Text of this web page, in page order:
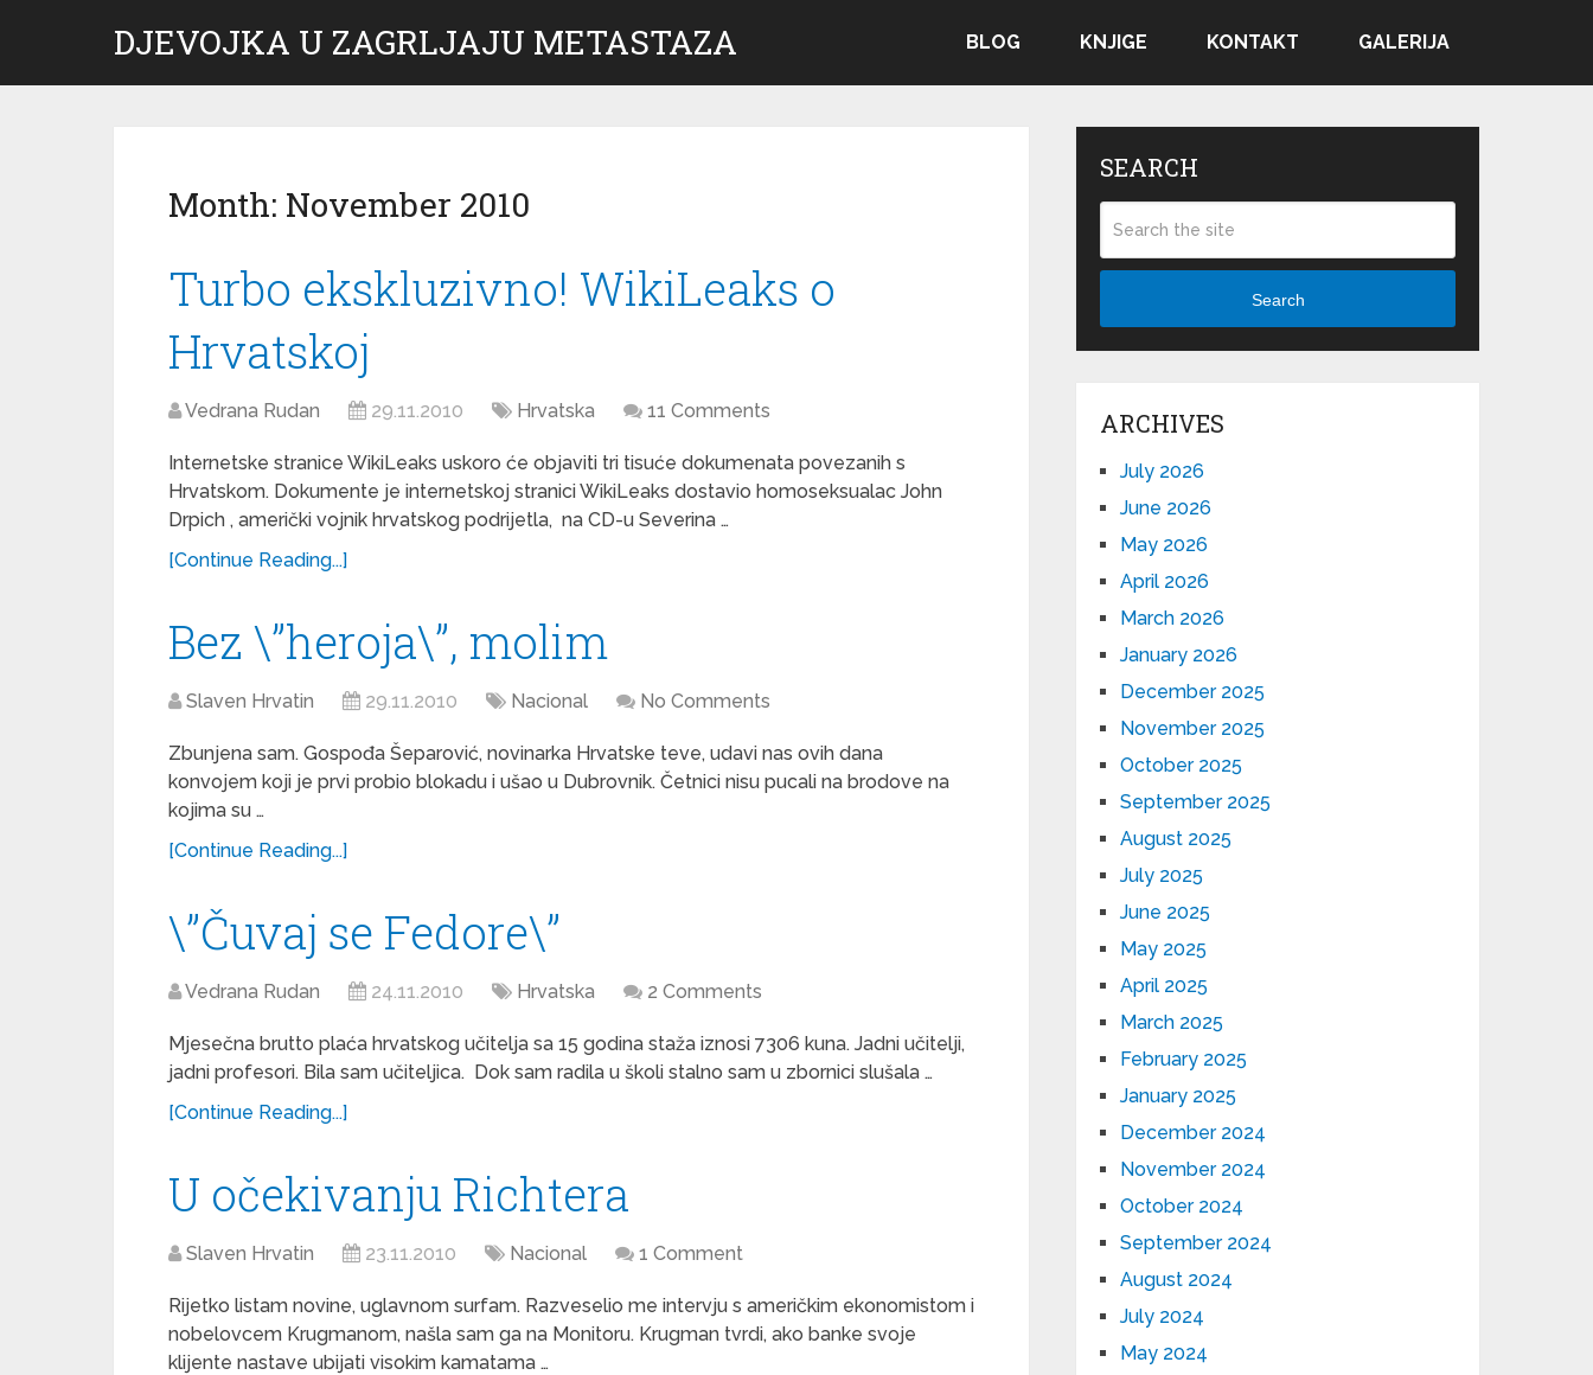
DJEVOJKA U ZAGRLJAJU METASTAZA BLOG KNJIGE KONTAKT GALERIJA
Month: November 2010
Turbo ekskluzivno! WikiLeaks o
Hrvatskoj
Vedrana Rudan 29.11.2010 Hrvatska 11 Comments
Internetske stranice WikiLeaks uskoro će objaviti tri tisuće dokumenata povezanih s
Hrvatskom. Dokumente je internetskoj stranici WikiLeaks dostavio homoseksualac John
Drpich , američki vojnik hrvatskog podrijetla, na CD-u Severina …
[Continue Reading...]
Bez \”heroja\”, molim
Slaven Hrvatin 29.11.2010 Nacional No Comments
Zbunjena sam. Gospođa Šeparović, novinarka Hrvatske teve, udavi nas ovih dana
konvojem koji je prvi probio blokadu i ušao u Dubrovnik. Četnici nisu pucali na brodove na
kojima su …
[Continue Reading...]
\”Čuvaj se Fedore\”
Vedrana Rudan 24.11.2010 Hrvatska 2 Comments
Mjesečna brutto plaća hrvatskog učitelja sa 15 godina staža iznosi 7306 kuna. Jadni učitelji,
jadni profesori. Bila sam učiteljica. Dok sam radila u školi stalno sam u zbornici slušala …
[Continue Reading...]
U očekivanju Richtera
Slaven Hrvatin 23.11.2010 Nacional 1 Comment
Rijetko listam novine, uglavnom surfam. Razveselio me intervju s američkim ekonomistom i
nobelovcem Krugmanom, našla sam ga na Monitoru. Krugman tvrdi, ako banke svoje
klijente nastave ubijati visokim kamatama …
SEARCH
Search
ARCHIVES
July 2026
June 2026
May 2026
April 2026
March 2026
January 2026
December 2025
November 2025
October 2025
September 2025
August 2025
July 2025
June 2025
May 2025
April 2025
March 2025
February 2025
January 2025
December 2024
November 2024
October 2024
September 2024
August 2024
July 2024
May 2024